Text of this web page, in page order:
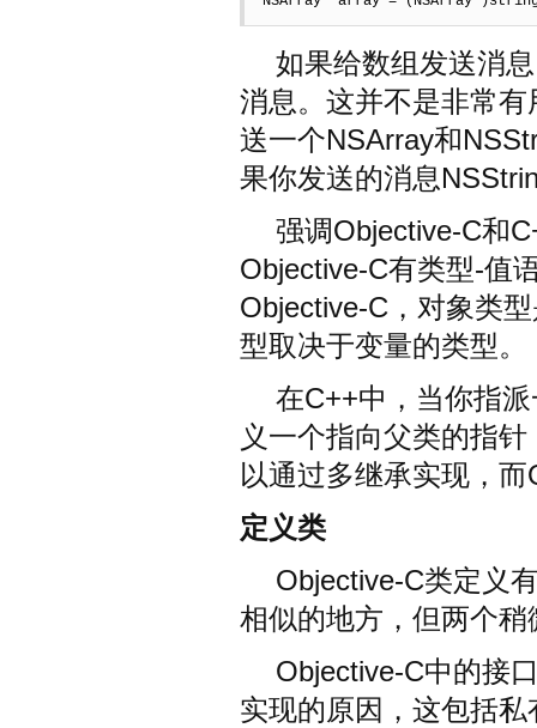
如果给数组发送消
消息。这并不是非常
送一个NSArray和
果你发送的消息
强调Objective-C和
Objective-C有类型-值
Objective-C，对象类
型取决于变量的类型。
在C++中，当你指
义一个指向父类的指
以通过多继承实现，
定义类
Objective-C类定义
相似的地方，但两个稍
Objective-C中的接
实现的原因，这包括